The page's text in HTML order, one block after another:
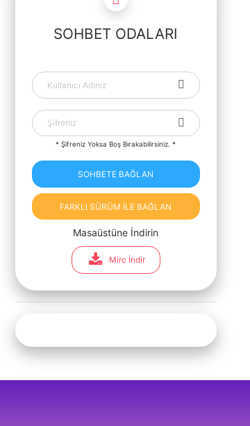
SOHBET ODALARI
* Şifreniz Yoksa Boş Bırakabilirsiniz. *
SOHBETE BAĞLAN
FARKLI SÜRÜM İLE BAĞLAN
Masaüstüne İndirin
Mirc İndir